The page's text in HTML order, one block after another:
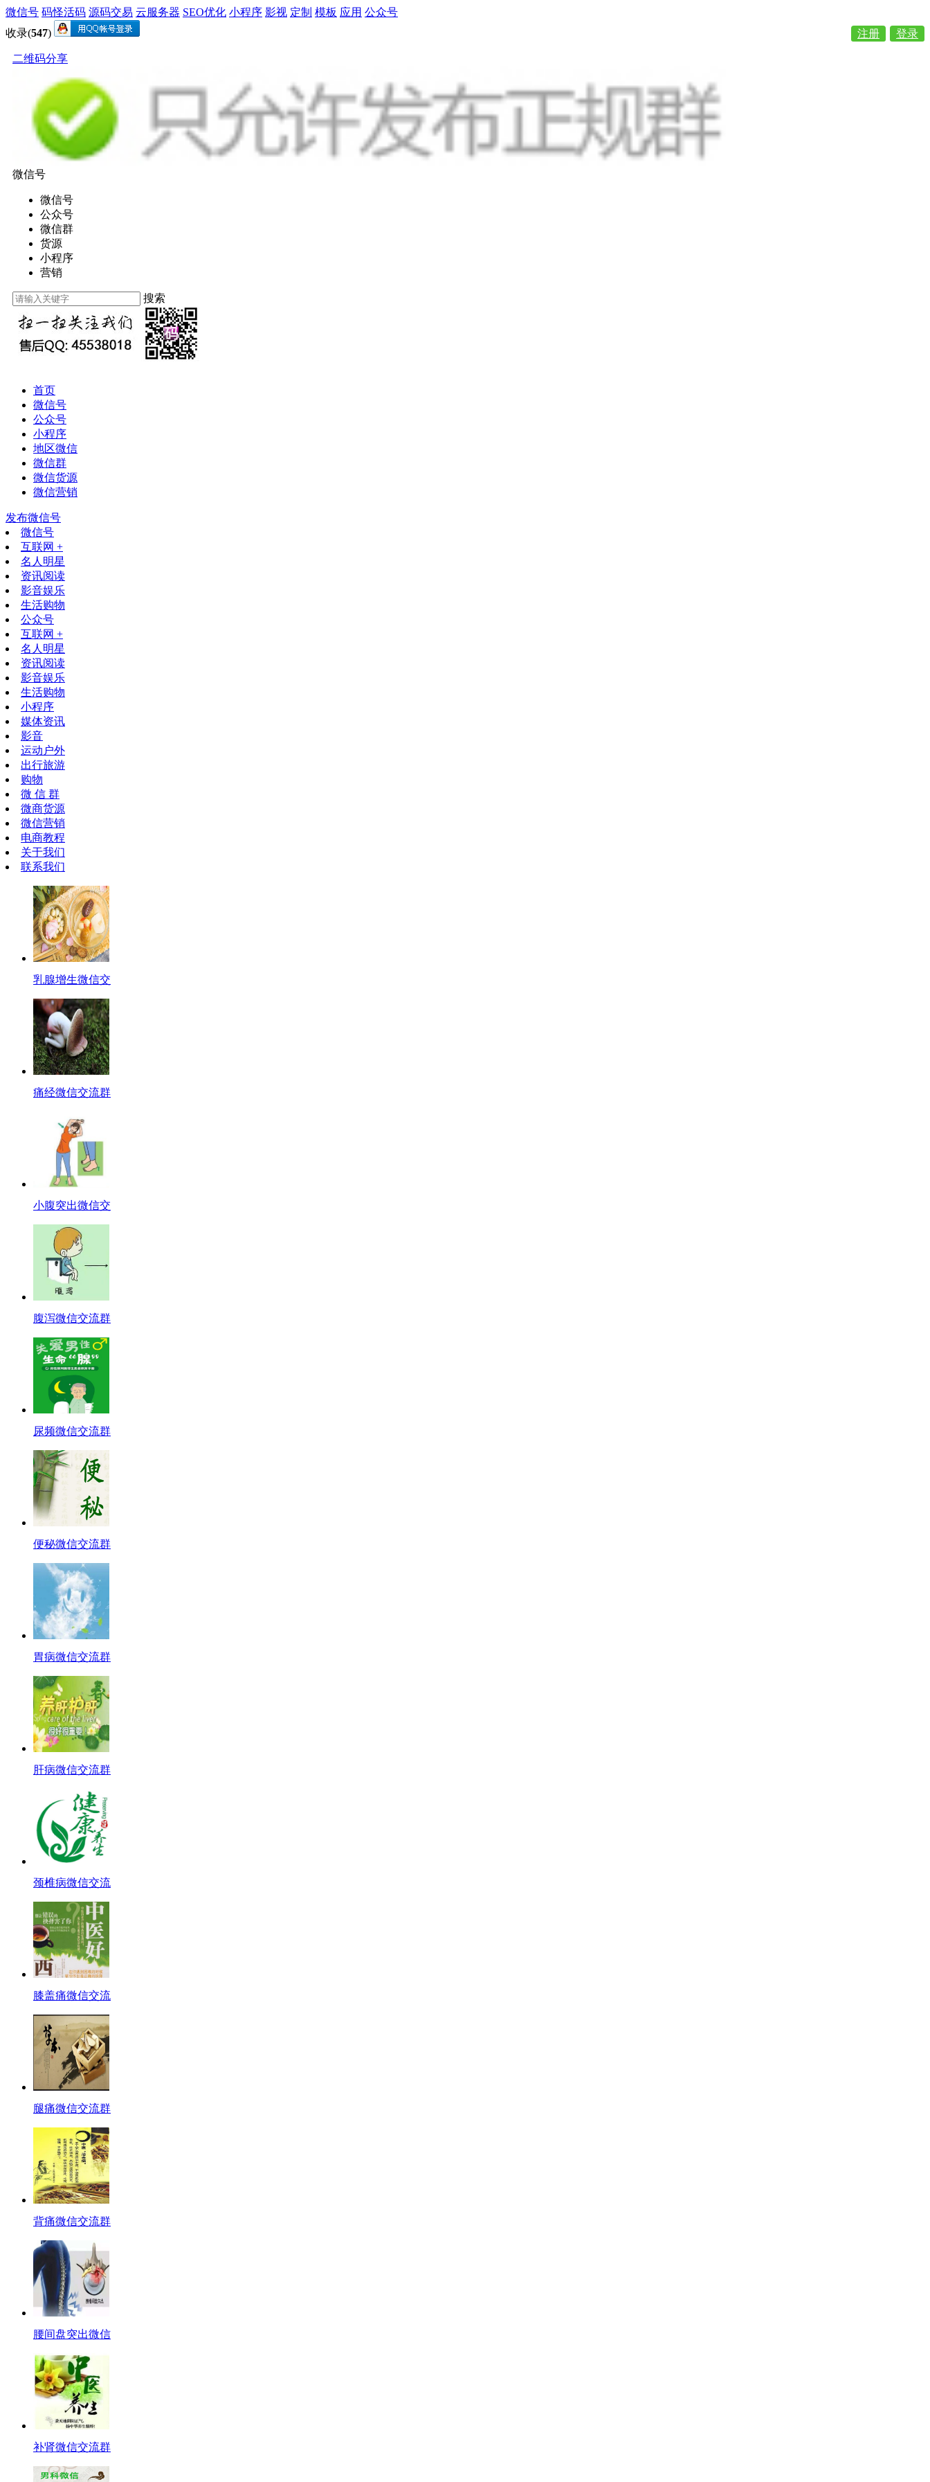
微信号 码怪活码 源码交易 云服务器 SEO优化 小程序 影视 定制 模板 应用 公众号
收录(547) 登录
注册
二维码分享
微信号
微信号
公众号
微信群
货源
小程序
营销
搜索
首页
微信号
公众号
小程序
地区微信
微信群
微信货源
微信营销
发布微信号
微信号
互联网 +
名人明星
资讯阅读
影音娱乐
生活购物
公众号
互联网 +
名人明星
资讯阅读
影音娱乐
生活购物
小程序
媒体资讯
影音
运动户外
出行旅游
购物
微 信 群
微商货源
微信营销
电商教程
关于我们
联系我们
乳腺增生微信交
痛经微信交流群
小腹突出微信交
腹泻微信交流群
尿频微信交流群
便秘微信交流群
胃病微信交流群
肝病微信交流群
颈椎病微信交流
膝盖痛微信交流
腿痛微信交流群
背痛微信交流群
腰间盘突出微信
补肾微信交流群